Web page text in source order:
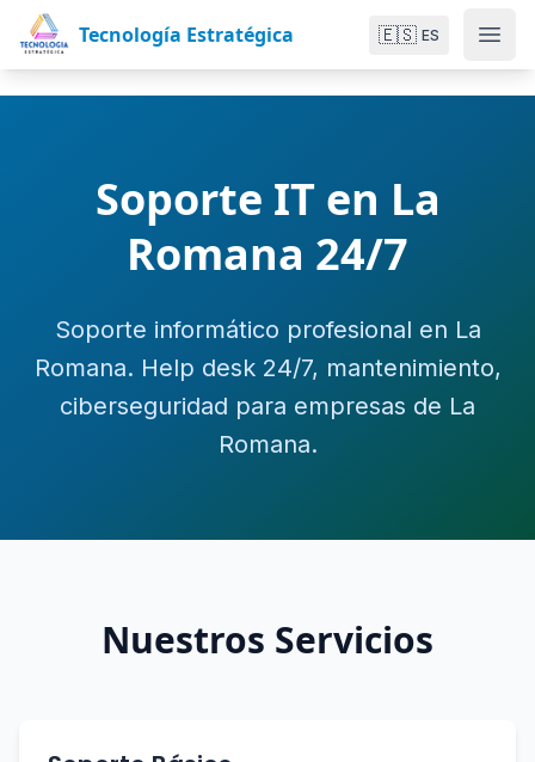
Tecnología Estratégica 🇪🇸 ES
Soporte IT en La
Romana 24/7
Soporte informático profesional en La
Romana. Help desk 24/7, mantenimiento,
ciberseguridad para empresas de La
Romana.
Nuestros Servicios